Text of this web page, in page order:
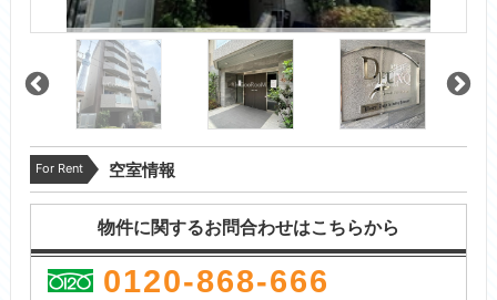
For Rent 空室情報
物件に関するお問合わせはこちらから
0120-868-666